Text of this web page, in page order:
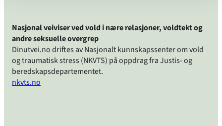
Nasjonal veiviser ved vold i nære relasjoner, voldtekt og
andre seksuelle overgrep
Dinutvei.no driftes av Nasjonalt kunnskapssenter om vold
og traumatisk stress (NKVTS) på oppdrag fra Justis- og
beredskapsdepartementet.
nkvts.no